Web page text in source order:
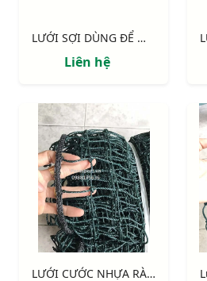
LƯỚI SỢI DÙNG ĐỂ MAY VÁ LƯỚI SÂN BÓNG
Liên hệ
LƯỚI CƯỚC NHỰA RÀO CHẮN NUÔI CHIM